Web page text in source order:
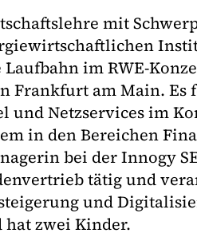
mit
im RWE-
Frankfurt am Main. Es
und Netzservices im
in den Bereichen
bei der Innogy
tätig und
und
zwei Kinder.